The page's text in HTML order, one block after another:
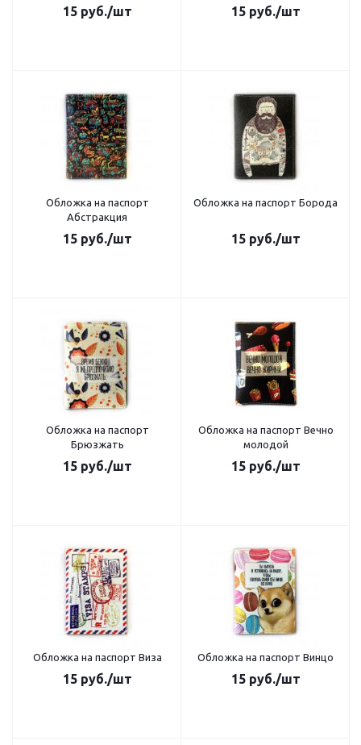
15руб./шт 15руб./шт
Обложка на паспорт
Абстракция
15руб./шт
Обложка на паспорт Борода
15руб./шт
Обложка на паспорт
Брюзжать
15руб./шт
Обложка на паспорт Вечно
молодой
15руб./шт
Обложка на паспорт Виза
15руб./шт
Обложка на паспорт Винцо
15руб./шт